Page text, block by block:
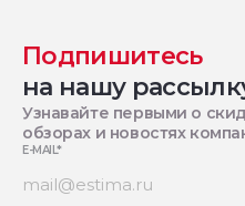
Подпишитесь
на нашу
Узнавайте первыми о
обзорах и новостях
E-MAIL*